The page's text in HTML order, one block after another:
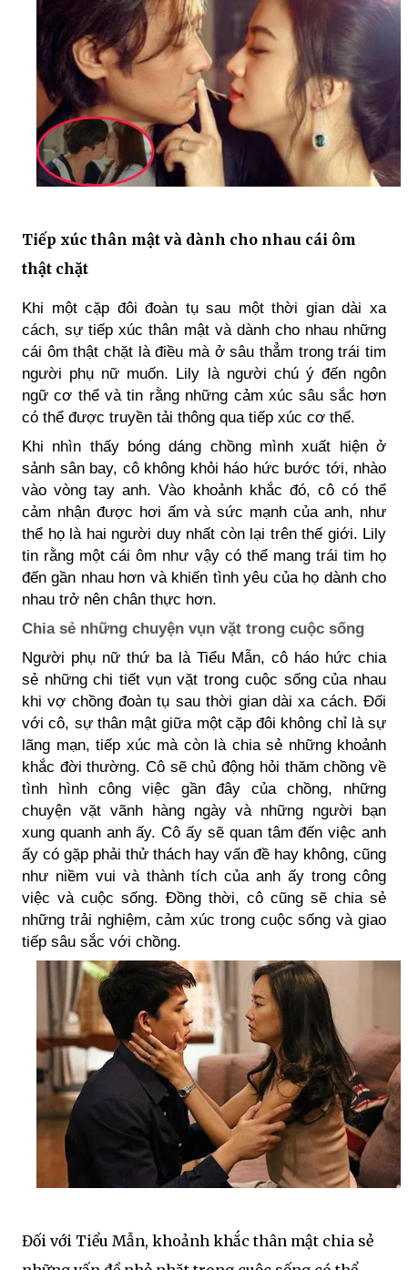
Tiếp xúc thân mật và dành cho nhau cái ôm
thật chặt
Khi một cặp đôi đoàn tụ sau một thời gian dài xa
cách, sự tiếp xúc thân mật và dành cho nhau những
cái ôm thật chặt là điều mà ở sâu thẳm trong trái tim
người phụ nữ muốn. Lily là người chú ý đến ngôn
ngữ cơ thể và tin rằng những cảm xúc sâu sắc hơn
có thể được truyền tải thông qua tiếp xúc cơ thể.
Khi nhìn thấy bóng dáng chồng mình xuất hiện ở
sảnh sân bay, cô không khỏi háo hức bước tới, nhào
vào vòng tay anh. Vào khoảnh khắc đó, cô có thể
cảm nhận được hơi ấm và sức mạnh của anh, như
thể họ là hai người duy nhất còn lại trên thế giới. Lily
tin rằng một cái ôm như vậy có thể mang trái tim họ
đến gần nhau hơn và khiến tình yêu của họ dành cho
nhau trở nên chân thực hơn.
Chia sẻ những chuyện vụn vặt trong cuộc sống
Người phụ nữ thứ ba là Tiểu Mẫn, cô háo hức chia
sẻ những chi tiết vụn vặt trong cuộc sống của nhau
khi vợ chồng đoàn tụ sau thời gian dài xa cách. Đối
với cô, sự thân mật giữa một cặp đôi không chỉ là sự
lãng mạn, tiếp xúc mà còn là chia sẻ những khoảnh
khắc đời thường. Cô sẽ chủ động hỏi thăm chồng về
tình hình công việc gần đây của chồng, những
chuyện vặt vãnh hàng ngày và những người bạn
xung quanh anh ấy. Cô ấy sẽ quan tâm đến việc anh
ấy có gặp phải thử thách hay vấn đề hay không, cũng
như niềm vui và thành tích của anh ấy trong công
việc và cuộc sống. Đồng thời, cô cũng sẽ chia sẻ
những trải nghiệm, cảm xúc trong cuộc sống và giao
tiếp sâu sắc với chồng.
Đối với Tiểu Mẫn, khoảnh khắc thân mật chia sẻ